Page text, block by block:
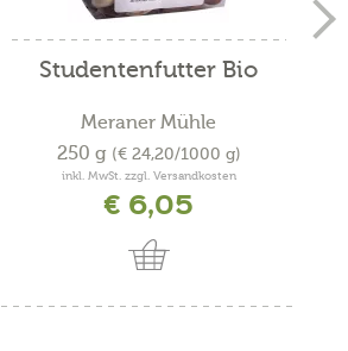
Studentenfutter Bio
Meraner Mühle
250 g (€ 24,20/1000 g)
inkl. MwSt. zzgl. Versandkosten
€ 6,05